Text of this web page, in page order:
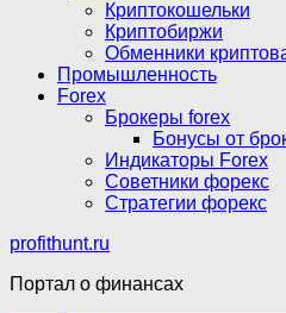
Криптокошельки
Криптобиржи
Обменники
Промышленность
Forex
Брокеры forex
Бонусы от
Индикаторы Forex
Советники форекс
Стратегии форекс
profithunt.ru
Портал о финансах